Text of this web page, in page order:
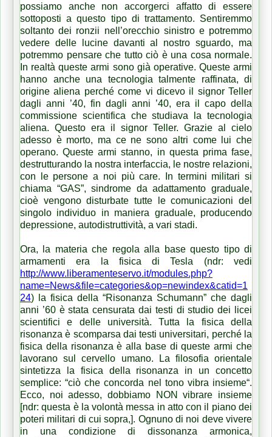
possiamo anche non accorgerci affatto di essere
sottoposti a questo tipo di trattamento. Sentiremmo
soltanto dei ronzii nell’orecchio sinistro e potremmo
vedere delle lucine davanti al nostro sguardo, ma
potremmo pensare che tutto ciò è una cosa normale.
In realtà queste armi sono già operative. Queste armi
hanno anche una tecnologia talmente raffinata, di
origine aliena perché come vi dicevo il signor Teller
dagli anni ’40, fin dagli anni ’40, era il capo della
commissione scientifica che studiava la tecnologia
aliena. Questo era il signor Teller. Grazie al cielo
adesso è morto, ma ce ne sono altri come lui che
operano. Queste armi stanno, in questa prima fase,
destrutturando la nostra interfaccia, le nostre relazioni,
con le persone a noi più care. In termini militari si
chiama “GAS”, sindrome da adattamento graduale,
cioè vengono disturbate tutte le comunicazioni del
singolo individuo in maniera graduale, producendo
depressione, autodistruttività, a vari stadi.
Ora, la materia che regola alla base questo tipo di
armamenti era la fisica di Tesla (ndr: vedi
http://www.liberamenteservo.it/modules.php?
name=News&file=categories&op=newindex&catid=1
24) la fisica della “Risonanza Schumann” che dagli
anni ’60 è stata censurata dai testi di studio dei licei
scientifici e delle università. Tutta la fisica della
risonanza è scomparsa dai testi universitari, perché la
fisica della risonanza è alla base di queste armi che
lavorano sul cervello umano. La filosofia orientale
sintetizza la fisica della risonanza in un concetto
semplice: “ciò che concorda nel tono vibra insieme“.
Ecco, noi adesso, dobbiamo NON vibrare insieme
[ndr: questa è la volontà messa in atto con il piano dei
poteri militari di cui sopra,]. Ognuno di noi deve vivere
in una condizione di dissonanza armonica,